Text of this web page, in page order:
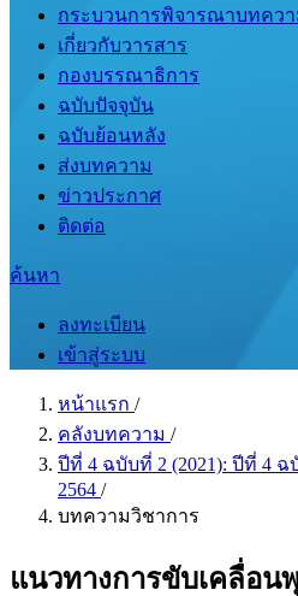
กระบวนการพิจารณาบทควา
เกี่ยวกับวารสาร
กองบรรณาธิการ
ฉบับปัจจุบัน
ฉบับย้อนหลัง
ส่งบทความ
ข่าวประกาศ
ติดต่อ
ค้นหา
ลงทะเบียน
เข้าสู่ระบบ
หน้าแรก /
คลังบทความ /
ปีที่ 4 ฉบับที่ 2 (2021): ปีที่ 4
2564 /
บทความวิชาการ
แนวทางการขับเคลื่อน